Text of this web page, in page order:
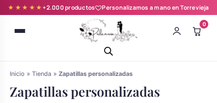
★★★★★+2.000 productos Personalizamos a mano en Torrevieja
0
Inicio » Tienda » Zapatillas personalizadas
Zapatillas personalizadas